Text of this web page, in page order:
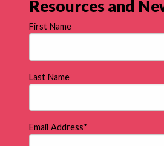
Resources and
First Name
Last Name
Email Address*